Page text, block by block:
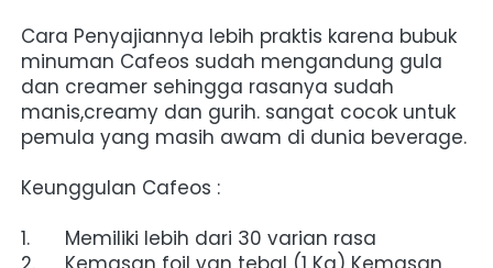
Cara Penyajiannya lebih praktis karena bubuk
minuman Cafeos sudah mengandung gula
dan creamer sehingga rasanya sudah
manis,creamy dan gurih. sangat cocok untuk
pemula yang masih awam di dunia beverage.
Keunggulan Cafeos :
1.	Memiliki lebih dari 30 varian rasa